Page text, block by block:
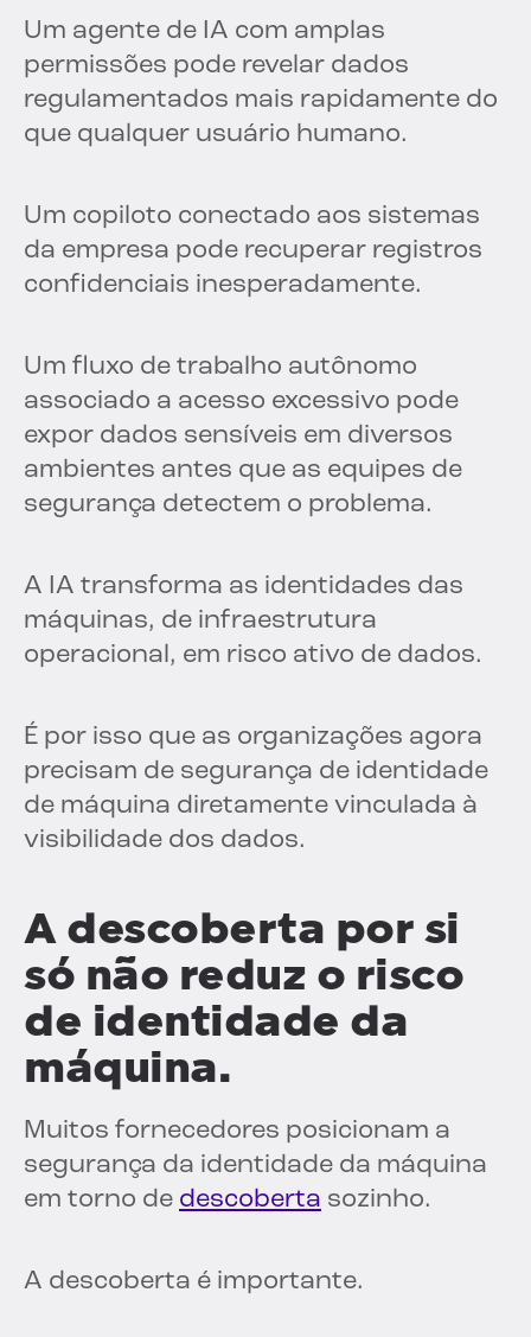
Um agente de IA com amplas
permissões pode revelar dados
regulamentados mais rapidamente do
que qualquer usuário humano.
Um copiloto conectado aos sistemas
da empresa pode recuperar registros
confidenciais inesperadamente.
Um fluxo de trabalho autônomo
associado a acesso excessivo pode
expor dados sensíveis em diversos
ambientes antes que as equipes de
segurança detectem o problema.
A IA transforma as identidades das
máquinas, de infraestrutura
operacional, em risco ativo de dados.
É por isso que as organizações agora
precisam de segurança de identidade
de máquina diretamente vinculada à
visibilidade dos dados.
A descoberta por si
só não reduz o risco
de identidade da
máquina.
Muitos fornecedores posicionam a
segurança da identidade da máquina
em torno de descoberta sozinho.
A descoberta é importante.